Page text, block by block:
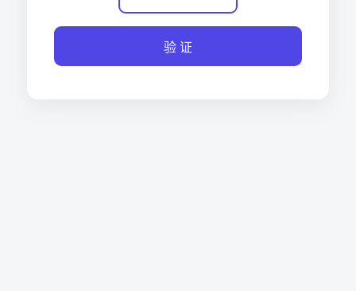
验 证